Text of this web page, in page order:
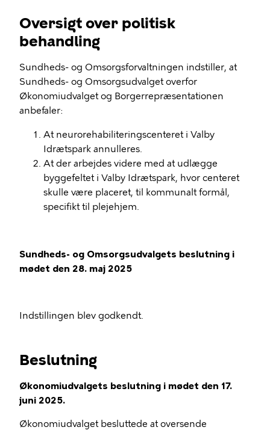
Oversigt over politisk
behandling
Sundheds- og Omsorgsforvaltningen indstiller, at
Sundheds- og Omsorgsudvalget overfor
Økonomiudvalget og Borgerrepræsentationen
anbefaler:
At neurorehabiliteringscenteret i Valby
Idrætspark annulleres.
At der arbejdes videre med at udlægge
byggefeltet i Valby Idrætspark, hvor centeret
skulle være placeret, til kommunalt formål,
specifikt til plejehjem.
Sundheds- og Omsorgsudvalgets beslutning i
mødet den 28. maj 2025
Indstillingen blev godkendt.
Beslutning
Økonomiudvalgets beslutning i mødet den 17.
juni 2025.
Økonomiudvalget besluttede at oversende